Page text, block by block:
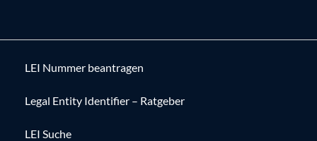
LEI Nummer beantragen
Legal Entity Identifier – Ratgeber
LEI Suche